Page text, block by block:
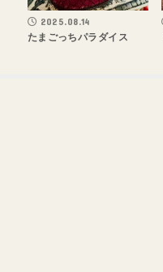
2025.08.14
たまごっちパラダイス